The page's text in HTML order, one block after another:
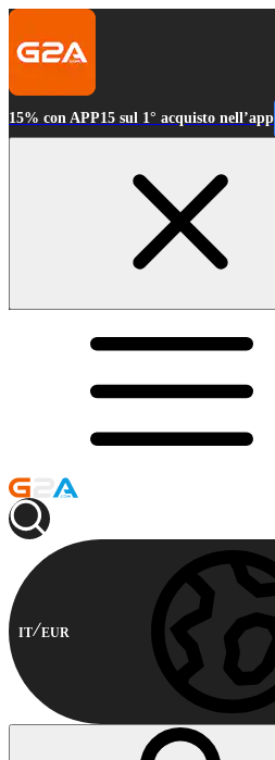
15% con APP15 sul 1° acquisto nell’app
IT EUR